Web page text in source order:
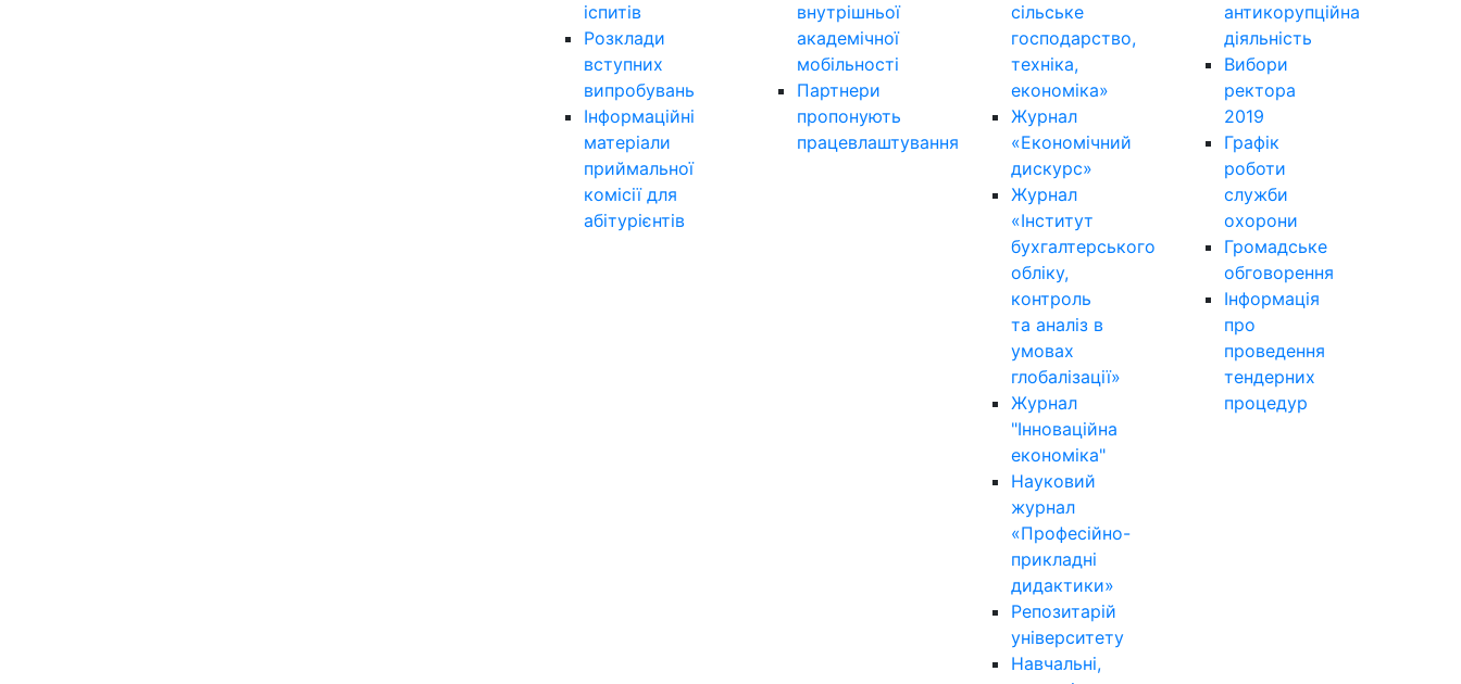
іспитів
Розклади
вступних
випробувань
Інформаційні
матеріали
приймальної
комісії для
абітурієнтів
внутрішньої
академічної
мобільності
Партнери
пропонують
працевлаштування
сільське
господарство,
техніка,
економіка»
Журнал
«Економічний
дискурс»
Журнал
«Інститут
бухгалтерського
обліку,
контроль
та аналіз в
умовах
глобалізації»
Журнал
"Інноваційна
економіка"
Науковий
журнал
«Професійно-
прикладні
дидактики»
Репозитарій
університету
Навчальні,
антикорупційна
діяльність
Вибори
ректора
2019
Графік
роботи
служби
охорони
Громадське
обговорення
Інформація
про
проведення
тендерних
процедур